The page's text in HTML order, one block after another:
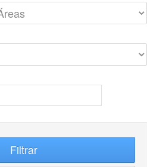
Filtrar